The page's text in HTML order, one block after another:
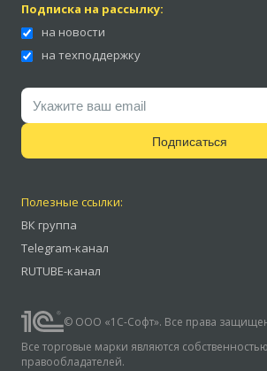
Подписка на рассылку:
на новости
на техподдержку
Подписаться
Полезные ссылки:
ВК группа
Telegram-канал
RUTUBE-канал
© ООО «1С-Софт». Все права
Все торговые марки являются
правообладателей.